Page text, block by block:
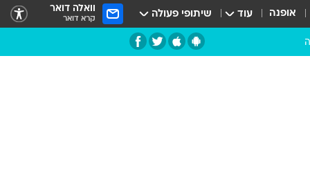
אופנה עוד שיתופי פעולה וואלה דואר
קרא דואר